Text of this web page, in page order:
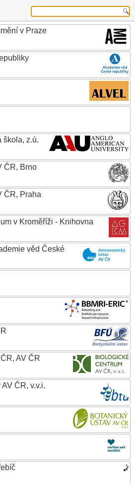
v Praze
škola, z.ú.
ČR, Brno
ČR, Praha
v Kroměříži - Knihovna
věd České
AV ČR
ČR, v.v.i.